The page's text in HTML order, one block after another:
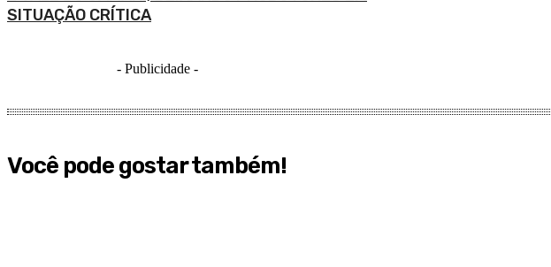
SITUAÇÃO CRÍTICA
- Publicidade -
Você pode gostar também!